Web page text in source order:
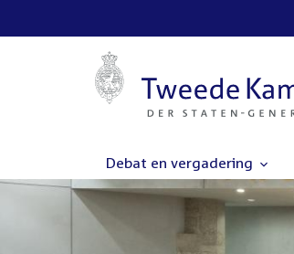
Debat en vergadering